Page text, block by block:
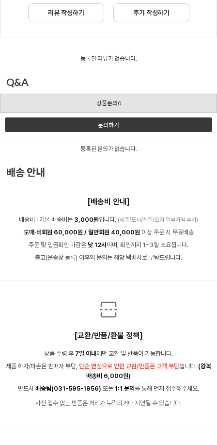
리뷰 작성하기 후기 작성하기
등록된 리뷰가 없습니다.
Q&A
상품문의0
문의하기
등록된 문의가 없습니다.
배송 안내
[배송비 안내]
배송비 : 기본 배송비는 3,000원입니다. (제주/도서/산간/오지 일부지역 추가)
도매·비회원 60,000원 / 일반회원 40,000원 이상 주문 시 무료배송
주문 및 입금확인 마감은 낮 12시 이며, 확인까지 1~3일 소요됩니다.
출고(운송장 등록) 이후의 문의는 해당 택배사로 부탁드립니다.
[교환/반품/환불 정책]
상품 수령 후 7일 이내 에만 교환 및 반품이 가능합니다.
제품 하자/파손은 판매자 부담, 단순 변심으로 인한 교환/반품은 고객 부담입니다. (왕복
배송비 6,000원)
반드시 배송팀(031-595-1956) 또는 1:1 문의 를 통해 먼저 접수해주세요.
사전 접수 없는 반품은 처리가 누락되거나 지연될 수 있습니다.